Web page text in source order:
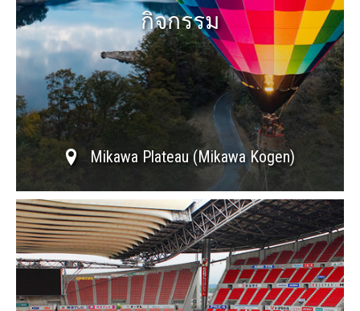
กิจกรรม
Mikawa Plateau (Mikawa Kogen)